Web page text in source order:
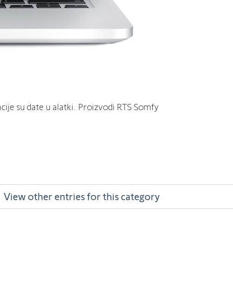
su date u alatki. Proizvodi RTS Somfy
View other entries for this category